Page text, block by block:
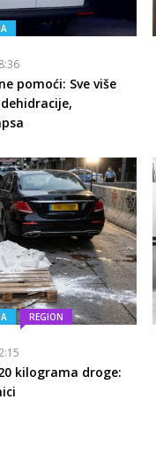
pomoći: Sve više
REGION
kilograma droge: